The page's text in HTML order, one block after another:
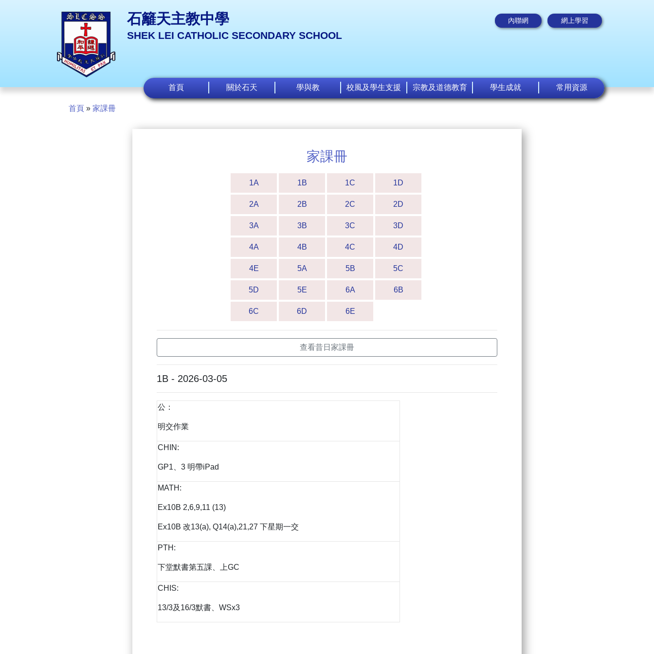
石籬天主教中學
SHEK LEI CATHOLIC SECONDARY SCHOOL
內聯網 網上學習
首頁 關於石天 學與教 校風及學生支援 宗教及道德教育 學生成就 常用資源
首頁 » 家課冊
家課冊
1A 1B 1C 1D
2A 2B 2C 2D
3A 3B 3C 3D
4A 4B 4C 4D
4E 5A 5B 5C
5D 5E 6A 6B
6C 6D 6E
查看昔日家課冊
1B - 2026-03-05
公：
明交作業
CHIN:
GP1、3 明帶iPad
MATH:
Ex10B 2,6,9,11 (13)
Ex10B 改13(a), Q14(a),21,27 下星期一交
PTH:
下堂默書第五課、上GC
CHIS:
13/3及16/3默書、WSx3